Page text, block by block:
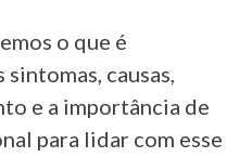
o que é
causas,
e a importância de
para lidar com esse